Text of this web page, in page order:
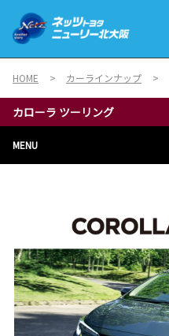
HOME カーラインナップ
カローラ ツーリング
MENU